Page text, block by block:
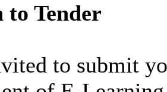
Tender
to submit